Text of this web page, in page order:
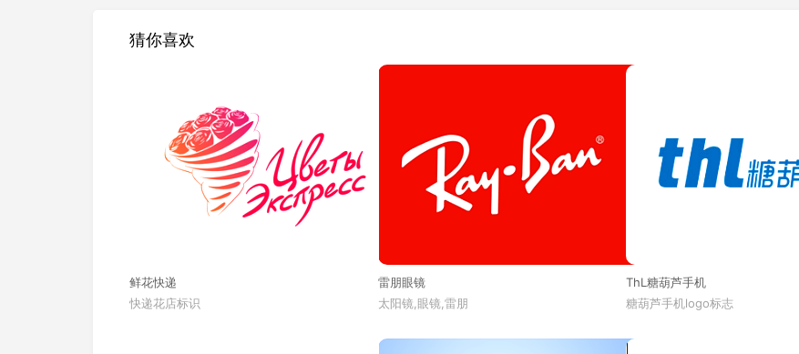
猜你喜欢
鲜花快递
快递花店标识
雷朋眼镜
太阳镜,眼镜,雷朋
ThL糖葫芦手机
糖葫芦手机logo标志